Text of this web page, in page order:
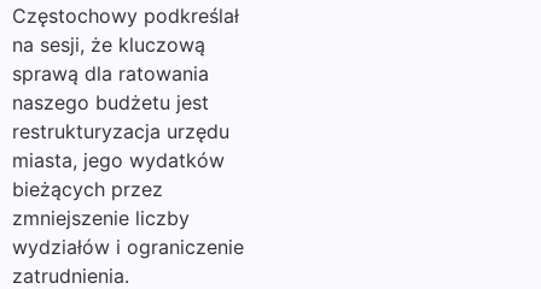
Częstochowy podkreślał
na sesji, że kluczową
sprawą dla ratowania
naszego budżetu jest
restrukturyzacja urzędu
miasta, jego wydatków
bieżących przez
zmniejszenie liczby
wydziałów i ograniczenie
zatrudnienia.